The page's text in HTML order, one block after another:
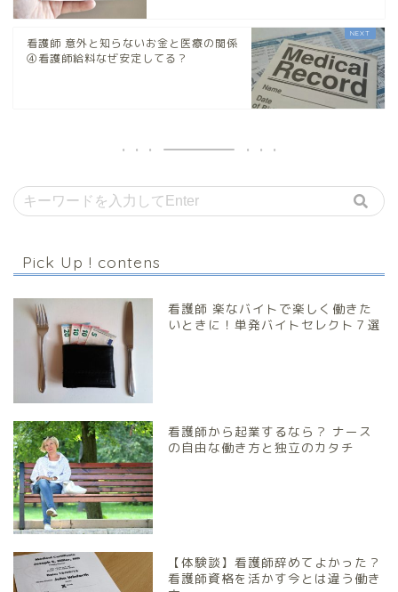
看護師 意外と知らないお金と医療の関係
④看護師給料なぜ安定してる？
Pick Up ! contens
看護師 楽なバイトで楽しく働きた
いときに！単発バイトセレクト７選
看護師から起業するなら？ ナース
の自由な働き方と独立のカタチ
【体験談】看護師辞めてよかった？
看護師資格を活かす今とは違う働き